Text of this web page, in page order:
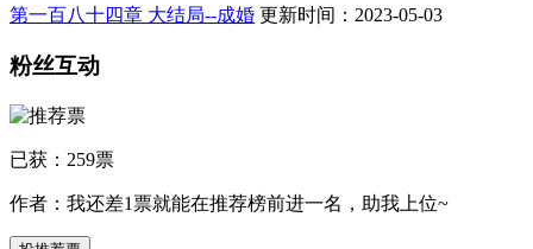
第一百八十四章 大结局--成婚 更新时间：2023-05-03
粉丝互动
已获： 259票
作者：我还差1 票就能在推荐榜前进一名，助我上位~